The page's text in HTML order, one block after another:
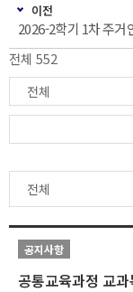
이전
2026-2학기 1차 주거
전체 552
공지사항
공통교육과정 교